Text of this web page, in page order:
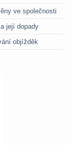
ve společnosti
její dopady
objížděk